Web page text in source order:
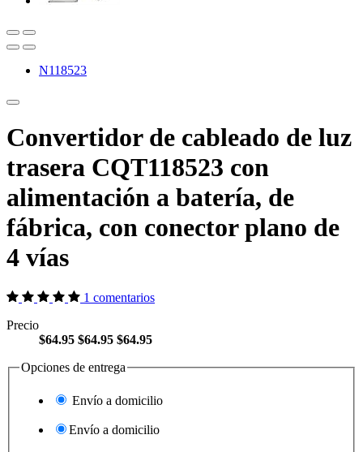
N118523
Convertidor de cableado de luz
trasera CQT118523 con
alimentación a batería, de
fábrica, con conector plano de
4 vías
1 comentarios
Precio
$64.95 $64.95 $64.95
Opciones de entrega
Envío a domicilio
Envío a domicilio